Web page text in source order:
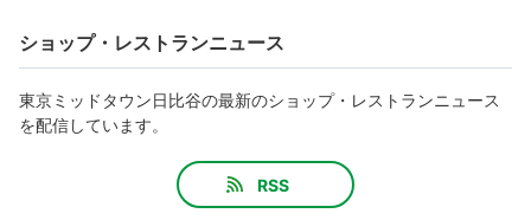
ショップ・レストランニュース
東京ミッドタウン日比谷の最新のショップ・レストランニュース
を配信しています。
RSS